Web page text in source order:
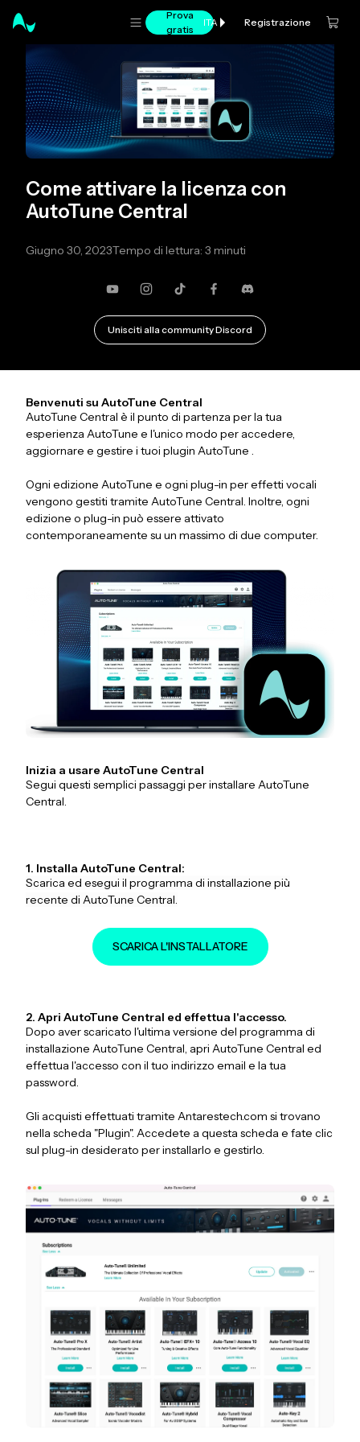
Prova
gratis
ITA Registrazione
Come attivare la licenza con
AutoTune Central
Giugno 30, 2023Tempo di lettura: 3 minuti
YouTubeInstagram
TikTokFacebook
Discordia
Unisciti alla community Discord
Benvenuti su AutoTune Central
AutoTune Central è il punto di partenza per la tua
esperienza AutoTune e l'unico modo per accedere,
aggiornare e gestire i tuoi plugin AutoTune .
Ogni edizione AutoTune e ogni plug-in per effetti vocali
vengono gestiti tramite AutoTune Central. Inoltre, ogni
edizione o plug-in può essere attivato
contemporaneamente su un massimo di due computer.
Inizia a usare AutoTune Central
Segui questi semplici passaggi per installare AutoTune
Central.
1. Installa AutoTune Central:
Scarica ed esegui il programma di installazione più
recente di AutoTune Central.
SCARICA L'INSTALLATORE
2. Apri AutoTune Central ed effettua l'accesso.
Dopo aver scaricato l'ultima versione del programma di
installazione AutoTune Central, apri AutoTune Central ed
effettua l'accesso con il tuo indirizzo email e la tua
password.
Gli acquisti effettuati tramite Antarestech.com si trovano
nella scheda "Plugin". Accedete a questa scheda e fate clic
sul plug-in desiderato per installarlo e gestirlo.